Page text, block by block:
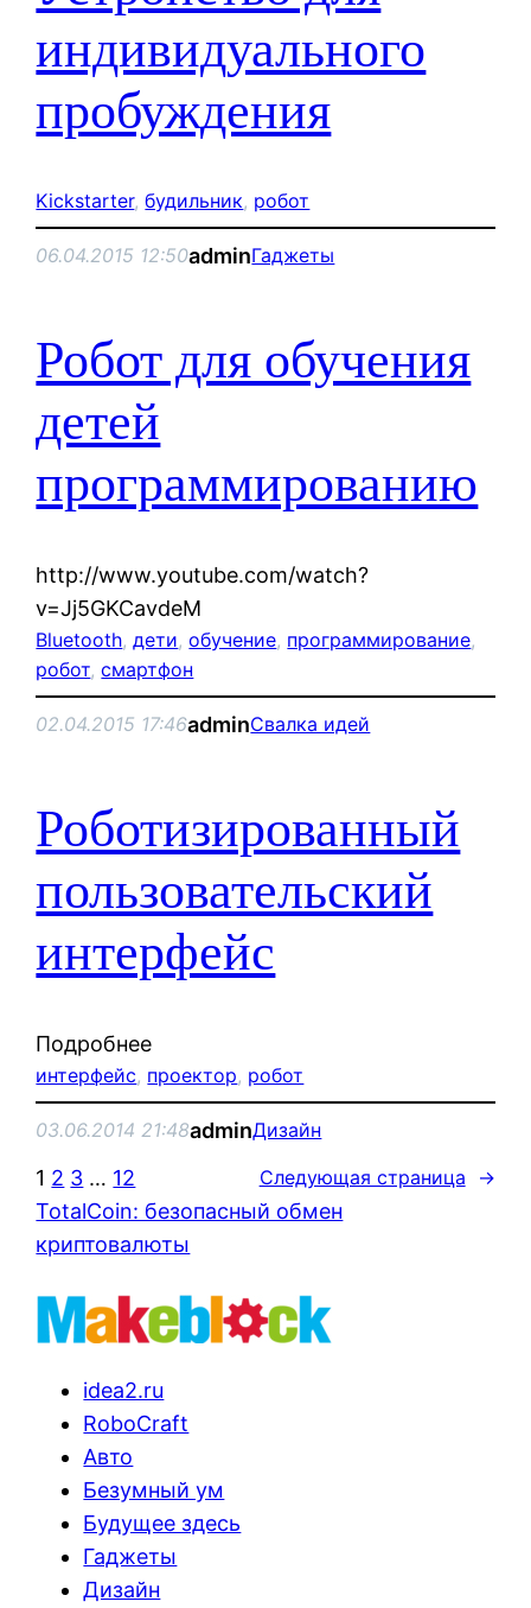
индивидуального
пробуждения
Kickstarter, будильник, робот
06.04.2015 12:50adminГаджеты
Робот для обучения
детей
программированию
http://www.youtube.com/watch?
v=Jj5GKCavdeM
Bluetooth, дети, обучение, программирование
робот, смартфон
02.04.2015 17:46adminСвалка идей
Роботизированный
пользовательский
интерфейс
Подробнее
интерфейс, проектор, робот
03.06.2014 21:48adminДизайн
1 2 3 … 12 Следующая страница →
TotalCoin: безопасный обмен
криптовалюты
idea2.ru
RoboCraft
Авто
Безумный ум
Будущее здесь
Гаджеты
Дизайн